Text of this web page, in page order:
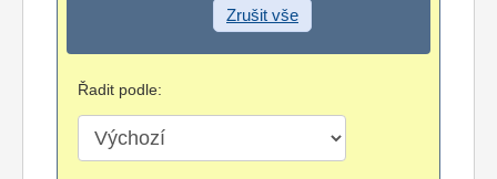
Zrušit vše
Řadit podle: